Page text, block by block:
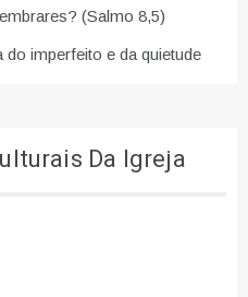
(Salmo 8,5)
imperfeito e da quietude
Da Igreja